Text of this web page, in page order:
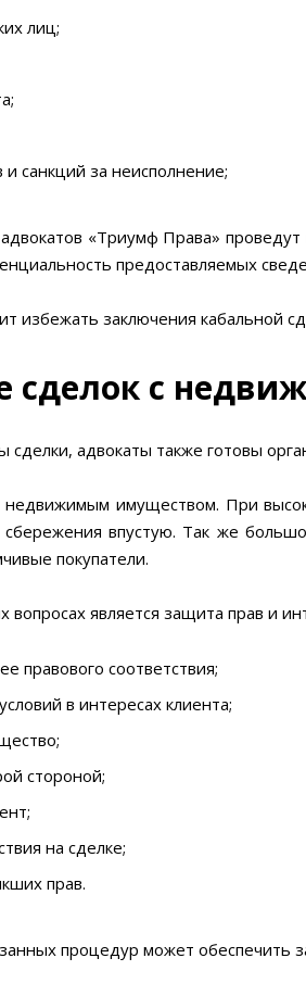
лиц;
санкций за неисполнение;
«Триумф Права»
предоставляемых
избежать заключения кабальной
сделок с
адвокаты также готовы
недвижимым имуществом. При
впустую. Так же
покупатели.
вопросах является защита прав и
правового соответствия;
в интересах клиента;
стороной;
на сделке;
прав.
процедур может обеспечить